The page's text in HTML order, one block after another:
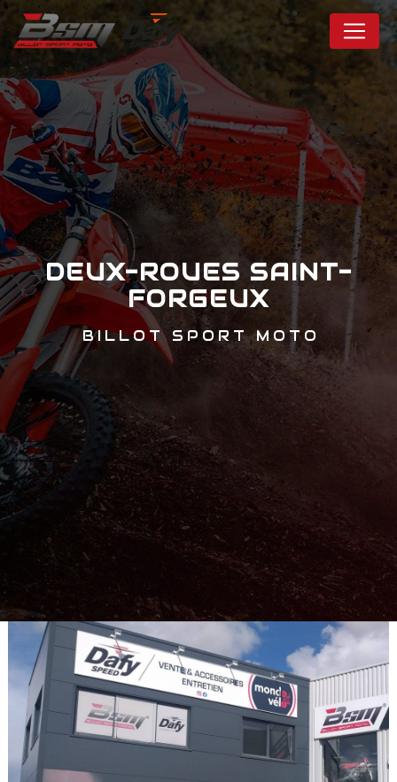
DEUX-ROUES SAINT-
FORGEUX
BILLOT SPORT MOTO
Panneau de gestion des cookies